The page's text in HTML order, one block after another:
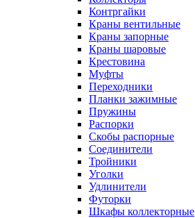
Контргайки
Краны вентильные
Краны запорные
Краны шаровые
Крестовина
Муфты
Переходники
Планки зажимные
Пружины
Распорки
Скобы распорные
Соединители
Тройники
Уголки
Удлинители
Футорки
Шкафы коллекторные